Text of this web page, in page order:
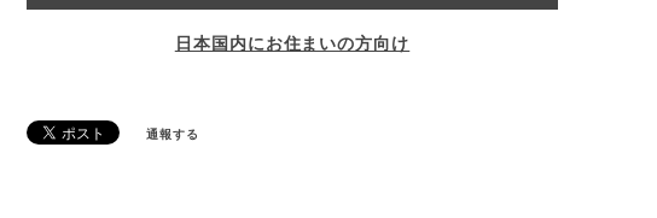
日本国内にお住まいの方向け
通報する